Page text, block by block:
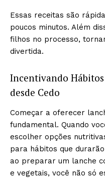
Essas receitas são
poucos minutos. Além
filhos no processo,
divertida.
Incentivando
desde Cedo
Começar a oferecer
fundamental. Quando
escolher opções
para hábitos que
ao preparar um lanche
e vegetais, você não só